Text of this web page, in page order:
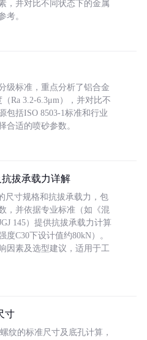
，并对比不同状态下的金属
考。
级标准，重点分析了铝合金
Ra 3.2-6.3μm），并对比不
包括ISO 8503-1标准和行业
合适的喷砂参数。
拔承载力详解
尺寸规格和抗拔承载力，包
，并依据专业标准（如《混
145）提供抗拔承载力计算
C30下设计值约80kN）。
因素及选型建议，适用于工
寸
纹的标准尺寸及底孔计算，